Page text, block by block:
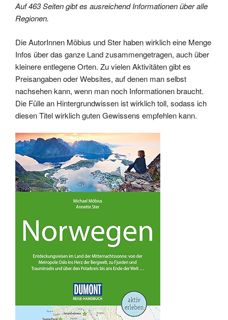
Auf 463 Seiten gibt es ausreichend Informationen über alle
Regionen.
Die AutorInnen Möbius und Ster haben wirklich eine Menge
Infos über das ganze Land zusammengetragen, auch über
kleinere entlegene Orten. Zu vielen Aktivitäten gibt es
Preisangaben oder Websites, auf denen man selbst
nachsehen kann, wenn man noch Informationen braucht.
Die Fülle an Hintergrundwissen ist wirklich toll, sodass ich
diesen Titel wirklich guten Gewissens empfehlen kann.